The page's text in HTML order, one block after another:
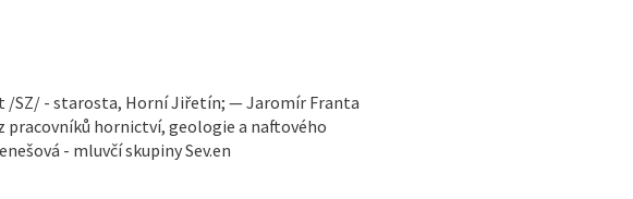
pracovníků hornictví, geologie a naftového
- mluvčí skupiny Sev.en